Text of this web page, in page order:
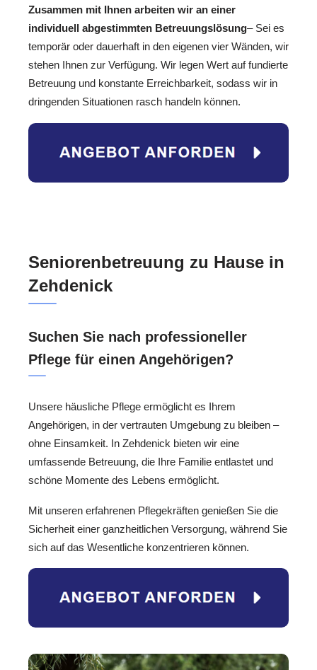
Zusammen mit Ihnen arbeiten wir an einer
individuell abgestimmten Betreuungslösung– Sei es
temporär oder dauerhaft in den eigenen vier Wänden, wir
stehen Ihnen zur Verfügung. Wir legen Wert auf fundierte
Betreuung und konstante Erreichbarkeit, sodass wir in
dringenden Situationen rasch handeln können.
Seniorenbetreuung zu Hause in
Zehdenick
Suchen Sie nach professioneller
Pflege für einen Angehörigen?
Unsere häusliche Pflege ermöglicht es Ihrem
Angehörigen, in der vertrauten Umgebung zu bleiben –
ohne Einsamkeit. In Zehdenick bieten wir eine
umfassende Betreuung, die Ihre Familie entlastet und
schöne Momente des Lebens ermöglicht.
Mit unseren erfahrenen Pflegekräften genießen Sie die
Sicherheit einer ganzheitlichen Versorgung, während Sie
sich auf das Wesentliche konzentrieren können.